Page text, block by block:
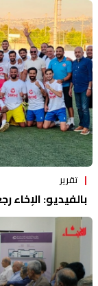
تقرير
بالفيديو: الإخاء